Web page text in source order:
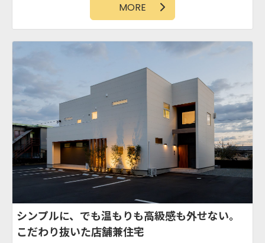
MORE
シンプルに、でも温もりも高級感も外せない。
こだわり抜いた店舗兼住宅